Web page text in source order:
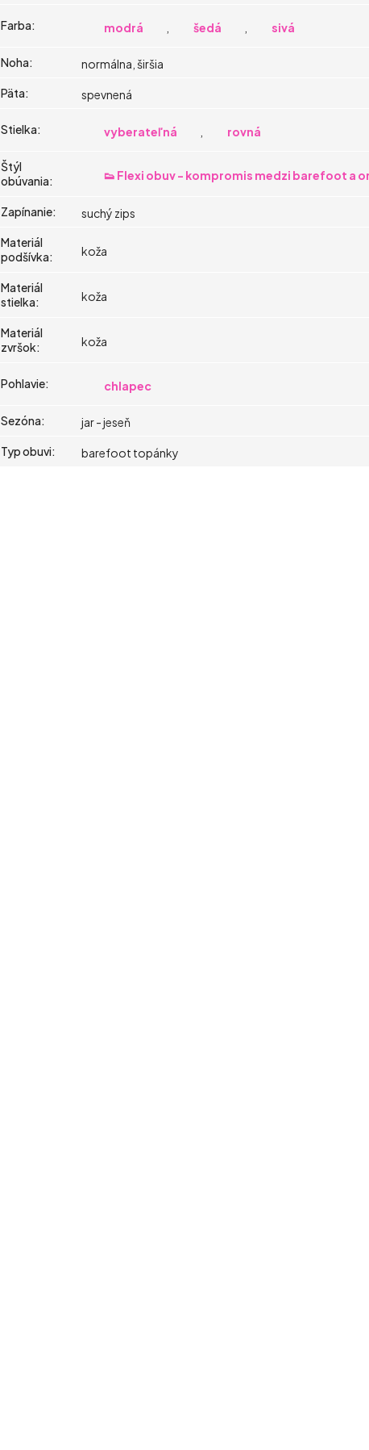
Farba: modrá šedá sivá
Noha:
normálna, širšia
Päta: spevnená
Stielka: vyberateľná rovná
Štýl
obúvania: 👟 Flexi obuv - kompromis medzi barefoot a
Zapínanie:
suchý zips
Materiál
podšívka: koža
Materiál
stielka: koža
Materiál
zvršok: koža
Pohlavie: chlapec
Sezóna:
jar - jeseň
Typ obuvi: barefoot topánky